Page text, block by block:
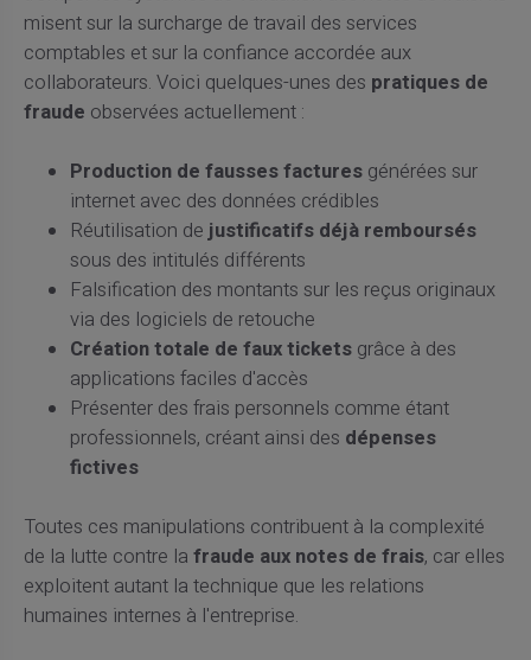
misent sur la surcharge de travail des services
comptables et sur la confiance accordée aux
collaborateurs. Voici quelques-unes des pratiques de
fraude observées actuellement :
Production de fausses factures générées sur
internet avec des données crédibles
Réutilisation dejustificatifs déjà remboursés
sous des intitulés différents
Falsification des montants sur les reçus originaux
via des logiciels de retouche
Création totale de faux tickets grâce à des
applications faciles d'accès
Présenter des frais personnels comme étant
professionnels, créant ainsi des dépenses
fictives
Toutes ces manipulations contribuent à la complexité
de la lutte contre la fraude aux notes de frais, car elles
exploitent autant la technique que les relations
humaines internes à l'entreprise.